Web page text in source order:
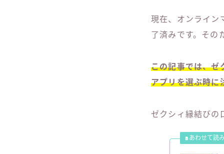
現在、オンライン
了済みです。その
この記事では、ゼ
アプリを選ぶ時に
ゼクシィ縁結び